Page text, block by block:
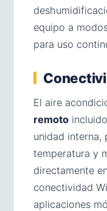
equipo a
para uso
El aire
remoto
unidad interna,
temperatura y
directamente
conectividad
aplicaciones